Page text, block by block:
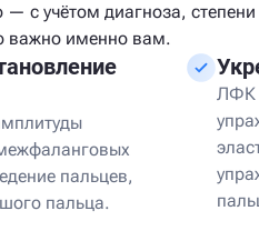
с учётом диагноза, степени
важно именно вам.
пальцев,
пальца.
ЛФК